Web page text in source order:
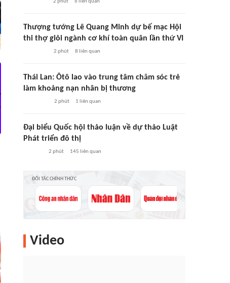
2 phút 6 liên quan
Thượng tướng Lê Quang Minh dự bế mạc Hội
thi thợ giỏi ngành cơ khí toàn quân lần thứ VI
2 phút 8 liên quan
Thái Lan: Ôtô lao vào trung tâm chăm sóc trẻ
làm khoảng nạn nhân bị thương
2 phút 1 liên quan
Đại biểu Quốc hội thảo luận về dự thảo Luật
Phát triển đô thị
2 phút 145 liên quan
ĐỐI TÁC CHÍNH THỨC
Video